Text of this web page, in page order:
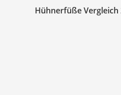
Hühnerfüße